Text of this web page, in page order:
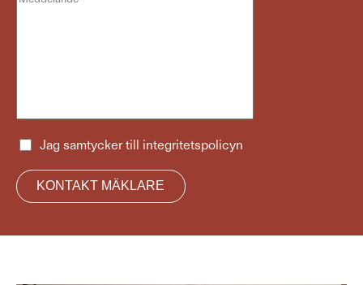
Jag samtycker till integritetspolicyn